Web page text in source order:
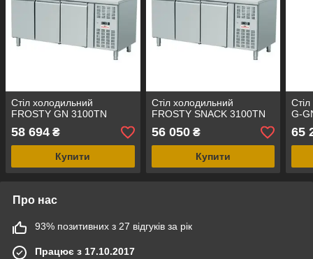
Стіл холодильний
FROSTY GN 3100TN
58 694 ₴
Купити
Стіл холодильний
FROSTY SNACK 3100TN
56 050₴
Купити
G-
65
Про нас
93% позитивних з 27 відгуків за рік
Працює з 17.10.2017